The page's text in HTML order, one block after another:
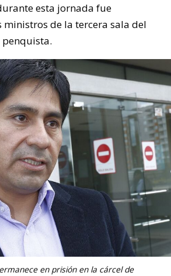
esta jornada fue
de la tercera sala del
en prisión en la cárcel de